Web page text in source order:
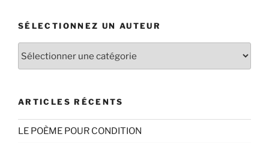
SÉLECTIONNEZ UN AUTEUR
ARTICLES RÉCENTS
LE POÈME POUR CONDITION